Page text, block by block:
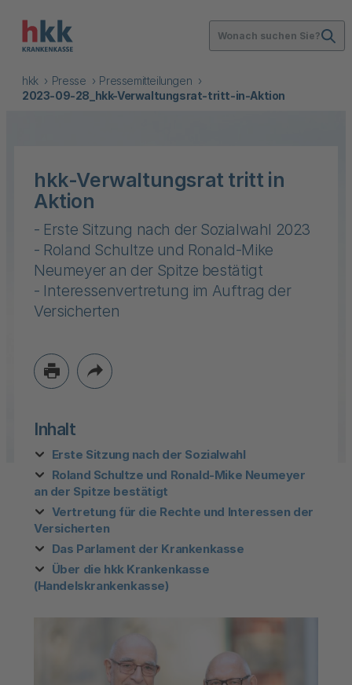
Wonach suchen Sie?
hkk Presse
Pressemitteilungen
2023-09-28_hkk-Verwaltungsrat-tritt-in-Aktion
hkk-Verwaltungsrat tritt in
Aktion
- Erste Sitzung nach der Sozialwahl 2023
- Roland Schultze und Ronald-Mike
Neumeyer an der Spitze bestätigt
- Interessenvertretung im Auftrag der
Versicherten
Inhalt
Erste Sitzung nach der Sozialwahl
Roland Schultze und Ronald-Mike Neumeyer
an der Spitze bestätigt
Vertretung für die Rechte und Interessen der
Versicherten
Das Parlament der Krankenkasse
Über die hkk Krankenkasse
(Handelskrankenkasse)